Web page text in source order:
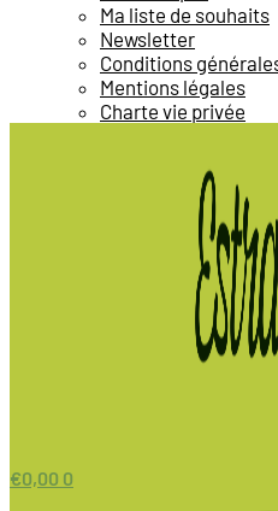
Ma liste de souhaits
Newsletter
Conditions
Mentions légales
Charte vie privée
€0,00 0